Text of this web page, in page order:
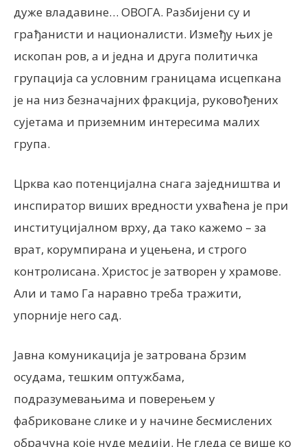
дуже владавине… ОВОГА. Разбијени су и
грађанисти и националисти. Између њих је
ископан ров, а и једна и друга политичка
групација са условним границама исцепкана
је на низ безначајних фракција, руковођених
сујетама и приземним интересима малих
група.
Црква као потенцијална снага заједништва и
инспиратор виших вредности ухваћена је при
институцијалном врху, да тако кажемо – за
врат, корумпирана и уцењена, и строго
контролисана. Христос је затворен у храмове.
Али и тамо Га наравно треба тражити,
упорније него сад.
Јавна комуникација је затрована брзим
осудама, тешким оптужбама,
подразумевањима и поверењем у
фабриковане слике и у начине бесмислених
обрачуна које нуде медији. Не гледа се више ко